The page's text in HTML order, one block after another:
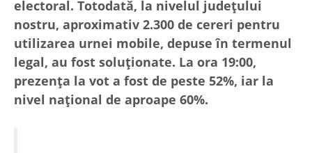
electoral. Totodată, la nivelul județului
nostru, aproximativ 2.300 de cereri pentru
utilizarea urnei mobile, depuse în termenul
legal, au fost soluționate. La ora 19:00,
prezența la vot a fost de peste 52%, iar la
nivel național de aproape 60%.